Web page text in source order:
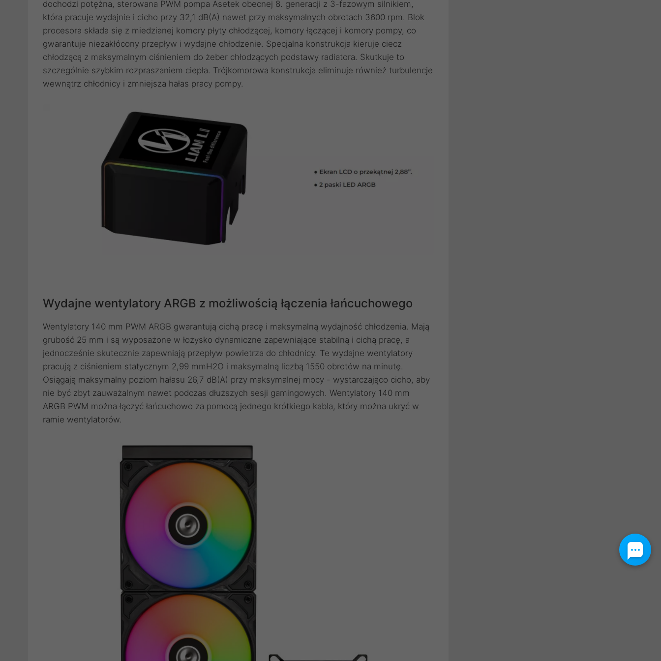
dochodzi potężna, sterowana PWM pompa Asetek obecnej 8. generacji z 3-fazowym silnikiem,
która pracuje wydajnie i cicho przy 32,1 dB(A) nawet przy maksymalnych obrotach 3600 rpm. Blok
procesora składa się z miedzianej komory płyty chłodzącej, komory łączącej i komory pompy, co
gwarantuje niezakłócony przepływ i wydajne chłodzenie. Specjalna konstrukcja kieruje ciecz
chłodzącą z maksymalnym ciśnieniem do żeber chłodzących podstawy radiatora. Skutkuje to
szczególnie szybkim rozpraszaniem ciepła. Trójkomorowa konstrukcja eliminuje również turbulencje
wewnątrz chłodnicy i zmniejsza hałas pracy pompy.
Wydajne wentylatory ARGB z możliwością łączenia łańcuchowego
Wentylatory 140 mm PWM ARGB gwarantują cichą pracę i maksymalną wydajność chłodzenia. Mają
grubość 25 mm i są wyposażone w łożysko dynamiczne zapewniające stabilną i cichą pracę, a
jednocześnie skutecznie zapewniają przepływ powietrza do chłodnicy. Te wydajne wentylatory
pracują z ciśnieniem statycznym 2,99 mmH2O i maksymalną liczbą 1550 obrotów na minutę.
Osiągają maksymalny poziom hałasu 26,7 dB(A) przy maksymalnej mocy - wystarczająco cicho, aby
nie być zbyt zauważalnym nawet podczas dłuższych sesji gamingowych. Wentylatory 140 mm
ARGB PWM można łączyć łańcuchowo za pomocą jednego krótkiego kabla, który można ukryć w
ramie wentylatorów.